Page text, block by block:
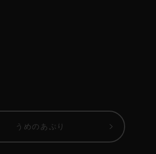
うめのあぷり